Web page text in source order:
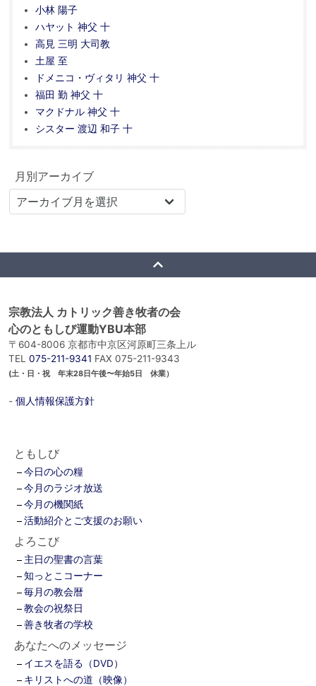
小林 陽子
ハヤット 神父 十
高見 三明 大司教
土屋 至
ドメニコ・ヴィタリ 神父 十
福田 勤 神父 十
マクドナル 神父 十
シスター 渡辺 和子 十
月別アーカイブ
宗教法人 カトリック善き牧者の会
心のともしび運動YBU本部
〒604-8006 京都市中京区河原町三条上ル
TEL 075-211-9341 FAX 075-211-9343
(土・日・祝 年末28日午後〜年始5日 休業）
- 個人情報保護方針
ともしび
今日の心の糧
今月のラジオ放送
今月の機関紙
活動紹介とご支援のお願い
よろこび
主日の聖書の言葉
知っとこコーナー
毎月の教会暦
教会の祝祭日
善き牧者の学校
あなたへのメッセージ
イエスを語る（DVD）
キリストへの道（映像）